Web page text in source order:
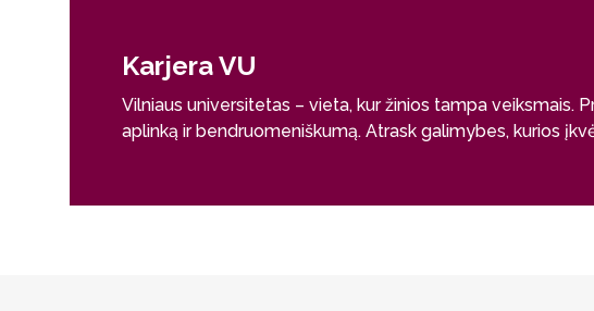
Karjera VU
Vilniaus universitetas – vieta, kur žinios tampa veiksmais.
aplinką ir bendruomeniškumą. Atrask galimybes, kurios